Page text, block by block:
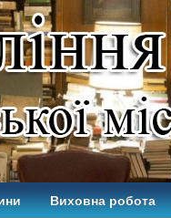
Виховна робота